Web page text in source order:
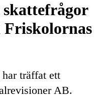
skattefrågor
träffat ett
AB.